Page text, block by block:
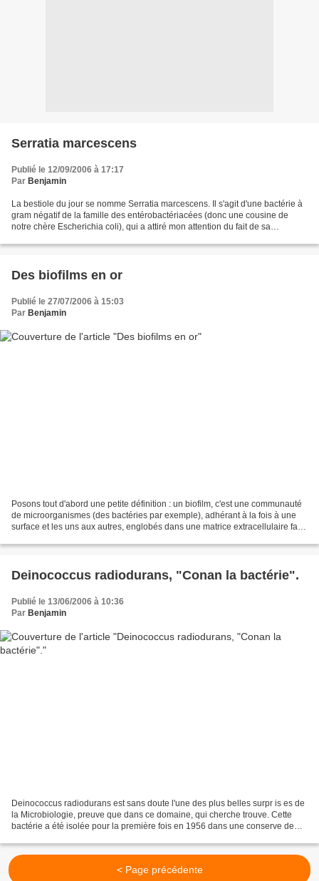
Serratia marcescens
Publié le 12/09/2006 à 17:17
Par Benjamin
La bestiole du jour se nomme Serratia marcescens. Il s'agit d'une bactérie à
gram négatif de la famille des entérobactériacées (donc une cousine de
notre chère Escherichia coli), qui a attiré mon attention du fait de sa
Des biofilms en or
Publié le 27/07/2006 à 15:03
Par Benjamin
Posons tout d'abord une petite définition : un biofilm, c'est une communauté
de microorganismes (des bactéries par exemple), adhérant à la fois à une
surface et les uns aux autres, englobés dans une matrice extracellulaire faite
Deinococcus radiodurans, "Conan la bactérie".
Publié le 13/06/2006 à 10:36
Par Benjamin
Deinococcus radiodurans est sans doute l'une des plus belles surpr is es de
la Microbiologie, preuve que dans ce domaine, qui cherche trouve. Cette
bactérie a été isolée pour la première fois en 1956 dans une conserve de
< Page précédente